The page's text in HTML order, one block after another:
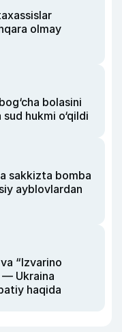
olmay
bolasini
hukmi o‘qildi
sakkizta bomba
ayblovlardan
“Izvarino
— Ukraina
haqida